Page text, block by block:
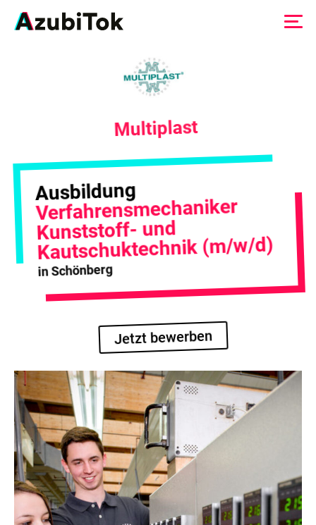
Multiplast
Ausbildung
Verfahrensmechaniker
Kunststoff- und
Kautschuktechnik (m/w/d)
in Schönberg
Jetzt bewerben